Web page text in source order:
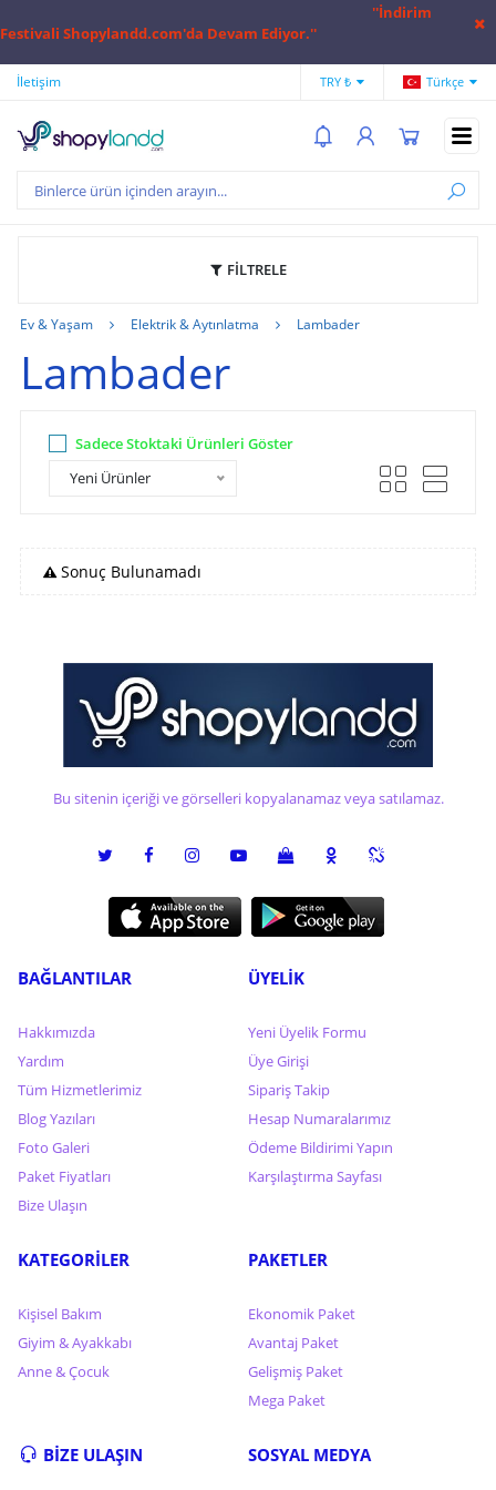
''İndirim
Festivali Shopylandd.com'da Devam Ediyor.''
İletişim Hesap Numaralarımız
TRY ₺ Türkçe
FİLTRELE
Ev & Yaşam Elektrik & Aytınlatma Lambader
Lambader
Sadece Stoktaki Ürünleri Göster
Yeni Ürünler
Sonuç Bulunamadı
Bu sitenin içeriği ve görselleri kopyalanamaz veya satılamaz.
BAĞLANTILAR
Hakkımızda
Yardım
Tüm Hizmetlerimiz
Blog Yazıları
Foto Galeri
Paket Fiyatları
Bize Ulaşın
ÜYELİK
Yeni Üyelik Formu
Üye Girişi
Sipariş Takip
Hesap Numaralarımız
Ödeme Bildirimi Yapın
Karşılaştırma Sayfası
KATEGORİLER
Kişisel Bakım
Giyim & Ayakkabı
Anne & Çocuk
PAKETLER
Ekonomik Paket
Avantaj Paket
Gelişmiş Paket
Mega Paket
BİZE ULAŞIN SOSYAL MEDYA